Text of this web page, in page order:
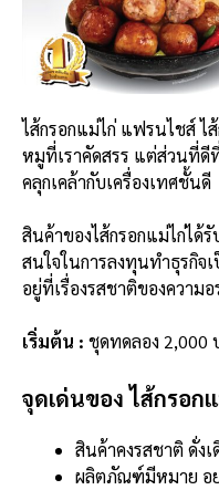
ไส้กรอกแม่ไก่ แฟรนไชส์ ไ
หมูที่เราคัดสรร แต่ส่วนที่ดี
คลุกเคล้ากับเครื่องเทศชั้นดี
สินค้าของไส้กรอกแม่ไก่ได้
สนใจในการลงทุนทำธุรกิจ
อยู่ที่เรื่องรสชาติของความ
เริ่มต้น : ชุดทดลอง 2,000
จุดเด่นของ ไส้กรอก
สินค้าคงรสชาติ ดั่งเ
ผลิตภัณฑ์มีหมาย อ